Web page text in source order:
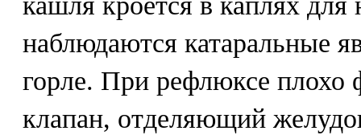
наблюдаются катаральные
горле. При рефлюксе
клапан, отделяющий